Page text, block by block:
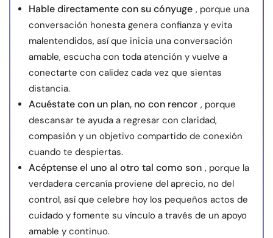
Hable directamente con su cónyuge , porque una
conversación honesta genera confianza y evita
malentendidos, así que inicia una conversación
amable, escucha con toda atención y vuelve a
conectarte con calidez cada vez que sientas
distancia.
Acuéstate con un plan, no con rencor , porque
descansar te ayuda a regresar con claridad,
compasión y un objetivo compartido de conexión
cuando te despiertas.
Acéptense el uno al otro tal como son , porque la
verdadera cercanía proviene del aprecio, no del
control, así que celebre hoy los pequeños actos de
cuidado y fomente su vínculo a través de un apoyo
amable y continuo.